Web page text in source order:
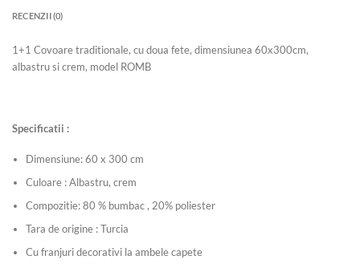
RECENZII (0)
1+1 Covoare traditionale, cu doua fete, dimensiunea 60x300cm,
albastru si crem, model ROMB
Specificatii :
Dimensiune: 60 x 300 cm
Culoare : Albastru, crem
Compozitie: 80 % bumbac , 20% poliester
Tara de origine : Turcia
Cu franjuri decorativi la ambele capete